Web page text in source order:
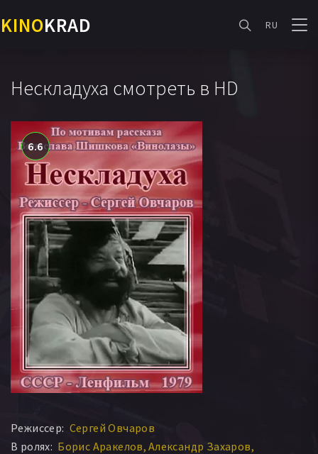
KINOKRAD RU
Нескладуха смотреть в HD
6.6
Режиссер: Сергей Овчаров
В ролях: Борис Аракелов Александр Захаров